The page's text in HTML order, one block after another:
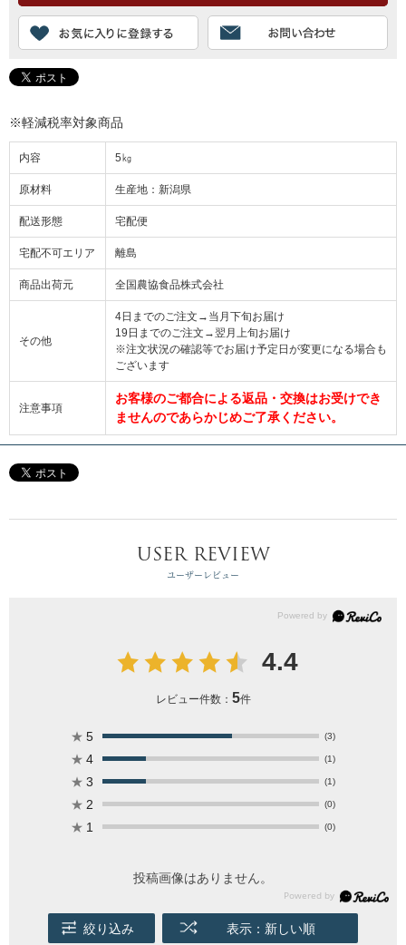
※軽減税率対象商品
内容 5㎏
原材料 生産地：新潟県
配送形態 宅配便
宅配不可エリア 離島
商品出荷元 全国農協食品株式会社
その他
4日までのご注文→当月下旬お届け
19日までのご注文→翌月上旬お届け
※注文状況の確認等でお届け予定日が変更になる場合も
ございます
注意事項
お客様のご都合による返品・交換はお受けでき
ませんのであらかじめご了承ください。
USER REVIEW
ユーザーレビュー
4.4
レビュー件数： 5件
★ 5 (3)
★ 4 (1)
★ 3 (1)
★ 2 (0)
★ 1 (0)
投稿画像はありません。
絞り込み 表示：新しい順